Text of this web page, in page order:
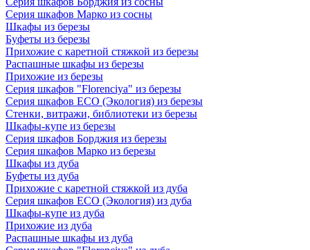
Серия шкафов Марко из сосны
Шкафы из березы
Буфеты из березы
Прихожие с каретной стяжкой из березы
Распашные шкафы из березы
Прихожие из березы
Серия шкафов "Florenciya" из березы
Серия шкафов ECO (Экология) из березы
Стенки, витражи, библиотеки из березы
Шкафы-купе из березы
Серия шкафов Борджия из березы
Серия шкафов Марко из березы
Шкафы из дуба
Буфеты из дуба
Прихожие с каретной стяжкой из дуба
Серия шкафов ECO (Экология) из дуба
Шкафы-купе из дуба
Прихожие из дуба
Распашные шкафы из дуба